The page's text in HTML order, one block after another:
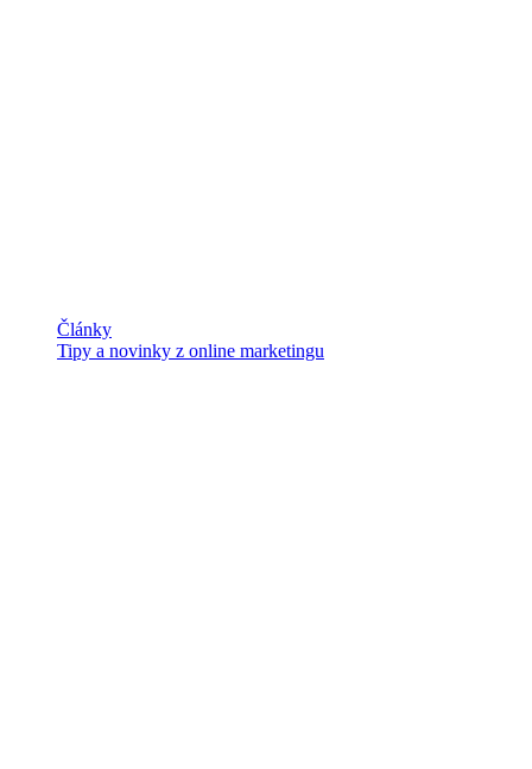
Články
Tipy a novinky z online marketingu